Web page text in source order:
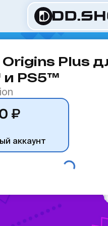
Plus
и PS5™
₽
аккаунт